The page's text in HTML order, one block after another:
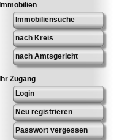
Immobilien
Immobiliensuche
nach Kreis
nach Amtsgericht
Ihr Zugang
Login
Neu registrieren
Passwort vergessen